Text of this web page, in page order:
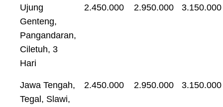
Ujung
Genteng,
Pangandaran,
Ciletuh, 3
Hari
2.450.000 2.950.000 3.150.000
Jawa Tengah,
Tegal, Slawi,
2.450.000 2.950.000 3.150.000